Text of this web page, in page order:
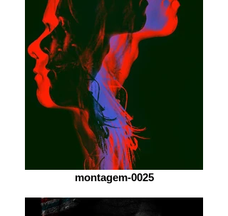
montagem-0025